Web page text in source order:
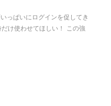
っぱいにログインを促してき
け使わせてほしい！ この強